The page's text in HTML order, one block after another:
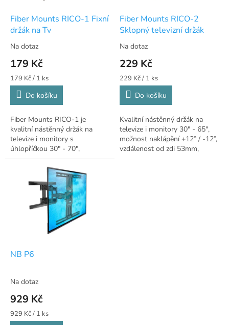
Fiber Mounts RICO-1 Fixní
držák na Tv
Na dotaz
179 Kč
Měrná
cena:
179 Kč / 1 ks
Do košíku
Fiber Mounts RICO-1 je
kvalitní nástěnný držák na
televize i monitory s
úhlopříčkou 30" - 70",
vzdálenost od zdi 27mm,
zajištění obrazovky proti
vysazení, instalační plocha...
Fiber Mounts RICO-2
Sklopný televizní držák
Na dotaz
229 Kč
Měrná
cena:
229 Kč / 1 ks
Do košíku
Kvalitní nástěnný držák na
televize i monitory 30" - 65",
možnost naklápění +12° / -12°,
vzdálenost od zdi 53mm,
NB P6
Na dotaz
929 Kč
Měrná
cena:
929 Kč / 1 ks